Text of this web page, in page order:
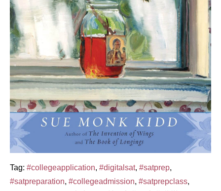
Tag: #collegeapplication, #digitalsat, #satprep,
#satpreparation, #collegeadmission, #satprepclass,